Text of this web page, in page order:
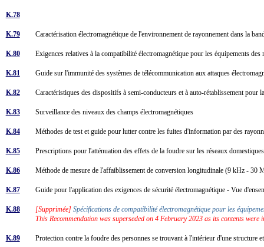
K.78
K.79 Caractérisation électromagnétique de l'environnement de rayonnement dans la
K.80 Exigences relatives à la compatibilité électromagnétique pour les équipements
K.81 Guide sur l'immunité des systèmes de télécommunication aux attaques
K.82 Caractéristiques des dispositifs à semi-conducteurs et à auto-rétablissement
K.83 Surveillance des niveaux des champs électromagnétiques
K.84 Méthodes de test et guide pour lutter contre les fuites d'information par des
K.85 Prescriptions pour l'atténuation des effets de la foudre sur les réseaux
K.86 Méthode de mesure de l'affaiblissement de conversion longitudinale (9 kHz - 30
K.87 Guide pour l'application des exigences de sécurité électromagnétique - Vue
K.88 [Supprimée] Spécifications de compatibilité électromagnétique pour les
This Recommendation was superseded on 4 February 2023 as its contents
K.89 Protection contre la foudre des personnes se trouvant à l'intérieur d'une